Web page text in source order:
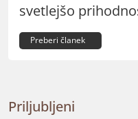
svetlejšo
Preberi članek
Priljubljeni